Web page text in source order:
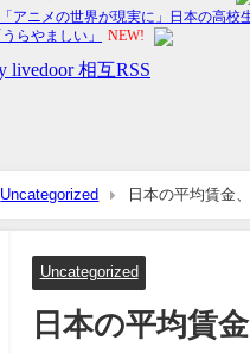
Uncategorized 日本の平均賃金
Uncategorized
日本の平均賃